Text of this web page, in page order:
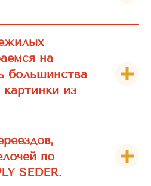
на
большинства
из
по
SEDER.